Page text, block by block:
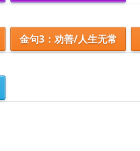
金句3：劝善/人生无常